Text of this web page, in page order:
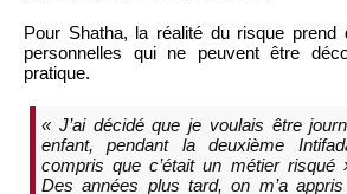
Pour Shatha, la réalité du risque prend
personnelles qui ne peuvent être
pratique.
« J’ai décidé que je voulais être
enfant, pendant la deuxième
compris que c’était un métier risqué
Des années plus tard, on m’a